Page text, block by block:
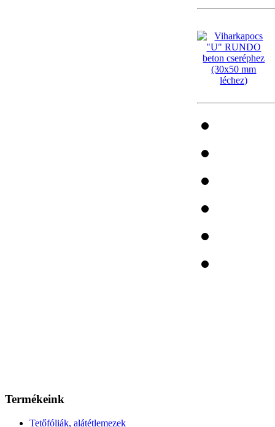
Termékeink
Tetőfóliák, alátétlemezek